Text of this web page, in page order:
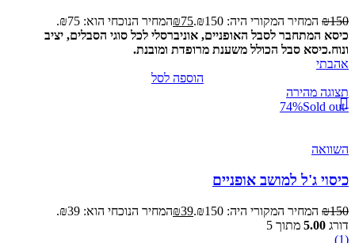
₪150 המחיר המקורי היה: ₪150. ₪75
המחיר הנוכחי הוא: ₪75.
כיסא המתחבר לסבל האופניים, אוניברסלי לכל סוגי הסבלים, יציב
ונוח.כיסא סבל הכולל משענת מרופדת ומובנת.
אהבתי
הוספה לסל
תצוגה מהירה
-74%
Sold out
השוואה
כיסוי ג'ל למושב אופניים
₪150 המחיר המקורי היה: ₪150. ₪39
המחיר הנוכחי הוא: ₪39.
דורג 5.00 מתוך 5
(1)